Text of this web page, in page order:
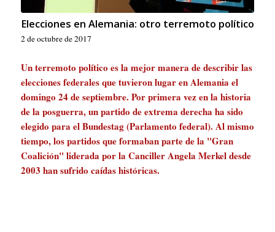
Elecciones en Alemania: otro terremoto político
2 de octubre de 2017
Un terremoto político es la mejor manera de describir las
elecciones federales que tuvieron lugar en Alemania el
domingo 24 de septiembre. Por primera vez en la historia
de la posguerra, un partido de extrema derecha ha sido
elegido para el Bundestag (Parlamento federal). Al mismo
tiempo, los partidos que formaban parte de la "Gran
Coalición" liderada por la Canciller Angela Merkel desde
2003 han sufrido caídas históricas.